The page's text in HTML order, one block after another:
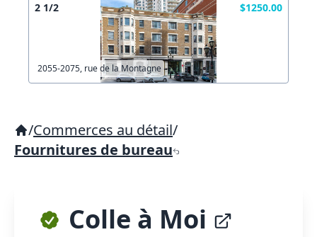
2 1/2 $1250.00
2055-2075, rue de la Montagne
/Commerces au détail/
Fournitures de bureau
Colle à Moi